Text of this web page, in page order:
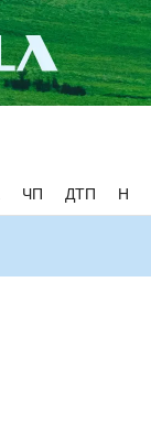
ЧП ДТП